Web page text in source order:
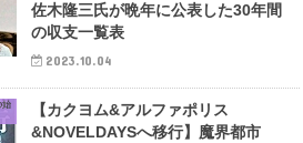
佐木隆三氏が晩年に公表した30年間
の収支一覧表
2023.10.04
始
【カクヨム&アルファポリス
&NOVELDAYSへ移行】魔界都市